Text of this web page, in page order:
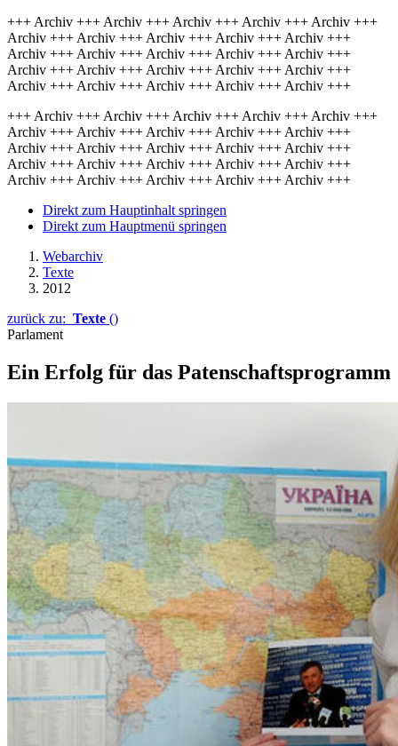
+++ Archiv +++ Archiv +++ Archiv +++ Archiv +++ Archiv +++
Archiv +++ Archiv +++ Archiv +++ Archiv +++ Archiv +++
Archiv +++ Archiv +++ Archiv +++ Archiv +++ Archiv +++
Archiv +++ Archiv +++ Archiv +++ Archiv +++ Archiv +++
Archiv +++ Archiv +++ Archiv +++ Archiv +++ Archiv +++
+++ Archiv +++ Archiv +++ Archiv +++ Archiv +++ Archiv +++
Archiv +++ Archiv +++ Archiv +++ Archiv +++ Archiv +++
Archiv +++ Archiv +++ Archiv +++ Archiv +++ Archiv +++
Archiv +++ Archiv +++ Archiv +++ Archiv +++ Archiv +++
Archiv +++ Archiv +++ Archiv +++ Archiv +++ Archiv +++
Direkt zum Hauptinhalt springen
Direkt zum Hauptmenü springen
Webarchiv
Texte
2012
zurück zu: Texte ()
Parlament
Ein Erfolg für das Patenschaftsprogramm